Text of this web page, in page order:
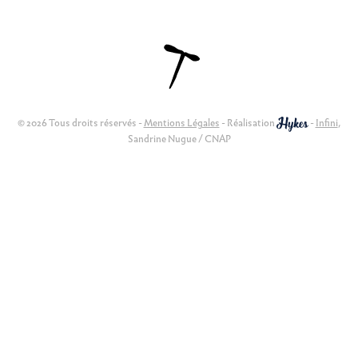
© 2026 Tous droits réservés -Mentions Légales - Réalisation - Infini,
Sandrine Nugue / CNAP